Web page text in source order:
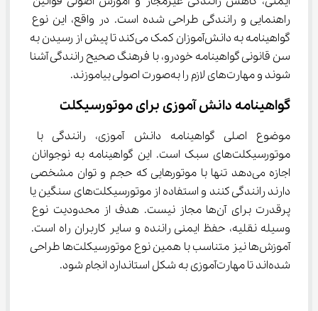
راهنمایی و رانندگی طراحی شده است. در واقع، این نوع
گواهینامه به دانش‌آموزان کمک می‌کند تا پیش از رسیدن به
سن قانونی گواهینامه خودرو، با فرهنگ صحیح رانندگی آشنا
شوند و مهارت‌های لازم را به‌صورت اصولی بیاموزند.
گواهینامه دانش آموزی برای موتورسیکلت
موضوع اصلی گواهینامه دانش آموزی، رانندگی با
موتورسیکلت‌های سبک است. این گواهینامه به نوجوانان
اجازه می‌دهد تنها با موتورهایی که حجم و توان مشخصی
دارند رانندگی کنند و استفاده از موتورسیکلت‌های سنگین یا
پرقدرت برای آن‌ها مجاز نیست. هدف از محدودیت نوع
وسیله نقلیه، حفظ ایمنی راننده و سایر کاربران راه است.
آموزش‌ها نیز متناسب با همین نوع موتورسیکلت‌ها طراحی
شده‌اند تا مهارت‌آموزی به شکل استاندارد انجام شود.